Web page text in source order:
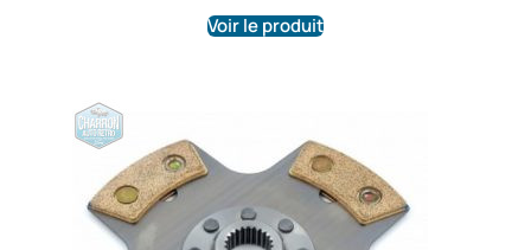
Voir le produit